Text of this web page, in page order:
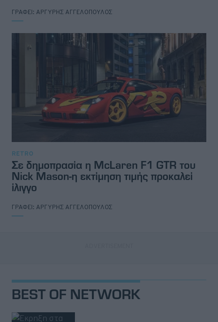
ΓΡΑΦΕΙ: ΑΡΓΥΡΗΣ ΑΓΓΕΛΟΠΟΥΛΟΣ
RETRO
Σε δημοπρασία η McLaren F1 GTR του
Nick Mason-η εκτίμηση τιμής προκαλεί
ίλιγγο
ΓΡΑΦΕΙ: ΑΡΓΥΡΗΣ ΑΓΓΕΛΟΠΟΥΛΟΣ
BEST OF NETWORK